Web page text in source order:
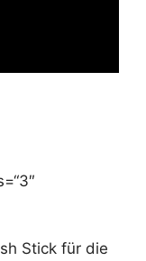
Stick für die